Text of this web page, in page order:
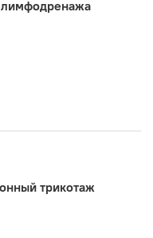
лимфодренажа
трикотаж